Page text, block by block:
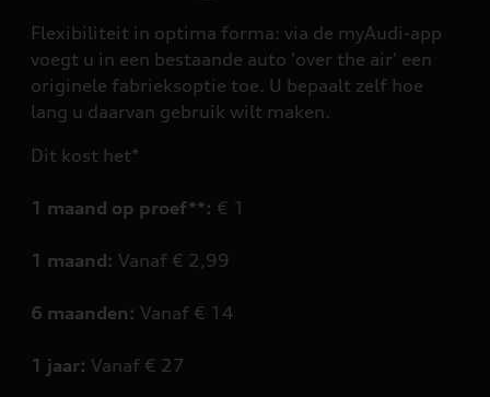
Flexibiliteit in optima forma: via de myAudi-app
voegt u in een bestaande auto 'over the air' een
originele fabrieksoptie toe. U bepaalt zelf hoe
lang u daarvan gebruik wilt maken.
Dit kost het*
1 maand op proef**: € 1
1 maand: Vanaf € 2,99
6 maanden: Vanaf € 14
1 jaar: Vanaf € 27